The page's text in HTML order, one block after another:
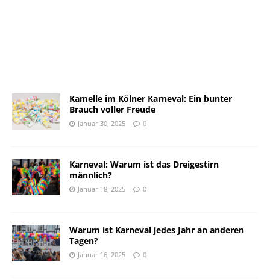
Kamelle im Kölner Karneval: Ein bunter
Brauch voller Freude
Januar 30, 2025 0
Karneval: Warum ist das Dreigestirn
männlich?
Januar 18, 2025 0
Warum ist Karneval jedes Jahr an anderen
Tagen?
Januar 16, 2025 0